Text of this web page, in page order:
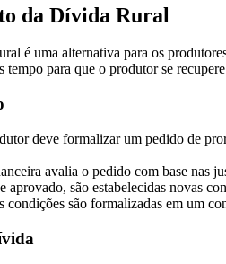
da Dívida Rural
é uma alternativa para os
para que o produtor se
deve formalizar um pedido de
avalia o pedido com base nas
aprovado, são estabelecidas novas
condições são formalizadas em um